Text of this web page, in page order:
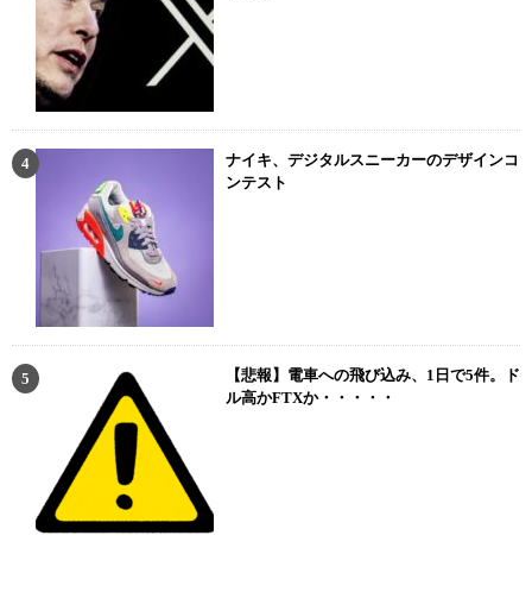
ナイキ、デジタルスニーカーのデザインコ
ンテスト
【悲報】電車への飛び込み、1日で5件。ド
ル高かFTXか・・・・・